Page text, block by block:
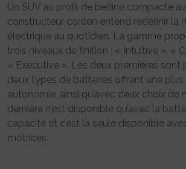
Un SUV au profil de berline compacte
constructeur coréen entend redéfinir la
électrique au quotidien. La gamme
trois niveaux de finition : « Intuitive », «
« Executive ». Les deux premières sont
deux types de batteries offrant une
autonomie, ainsi qu’avec deux choix de
dernière n’est disponible qu’avec la
capacité et c’est la seule disponible
motrices.